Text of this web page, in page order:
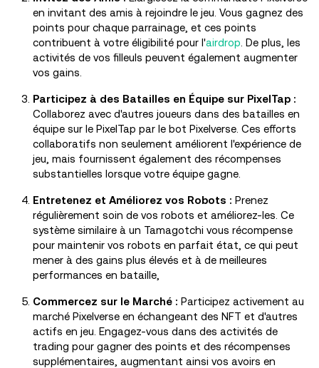
en invitant des amis à rejoindre le jeu. Vous gagnez des
points pour chaque parrainage, et ces points
contribuent à votre éligibilité pour l'airdrop . De plus, les
activités de vos filleuls peuvent également augmenter
vos gains.
Participez à des Batailles en Équipe sur PixelTap :
Collaborez avec d'autres joueurs dans des batailles en
équipe sur le PixelTap par le bot Pixelverse. Ces efforts
collaboratifs non seulement améliorent l'expérience de
jeu, mais fournissent également des récompenses
substantielles lorsque votre équipe gagne.
Entretenez et Améliorez vos Robots : Prenez
régulièrement soin de vos robots et améliorez-les. Ce
système similaire à un Tamagotchi vous récompense
pour maintenir vos robots en parfait état, ce qui peut
mener à des gains plus élevés et à de meilleures
performances en bataille,
Commercez sur le Marché : Participez activement au
marché Pixelverse en échangeant des NFT et d'autres
actifs en jeu. Engagez-vous dans des activités de
trading pour gagner des points et des récompenses
supplémentaires, augmentant ainsi vos avoirs en